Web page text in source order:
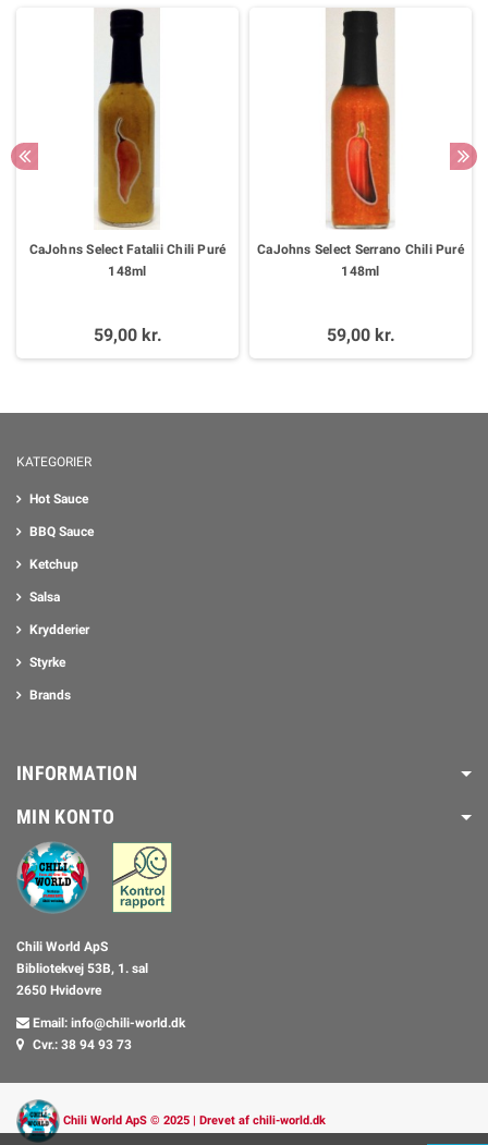
CaJohns Select Fatalii Chili Puré
148ml
59,00 kr.
CaJohns Select Serrano Chili Puré
148ml
59,00 kr.
KATEGORIER
Hot Sauce
BBQ Sauce
Ketchup
Salsa
Krydderier
Styrke
Brands
INFORMATION
MIN KONTO
Chili World ApS
Bibliotekvej 53B, 1. sal
2650 Hvidovre
Email: info@chili-world.dk
Cvr.: 38 94 93 73
Chili World ApS © 2025 | Drevet af chili-world.dk